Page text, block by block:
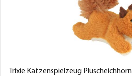
Trixie Katzenspielzeug